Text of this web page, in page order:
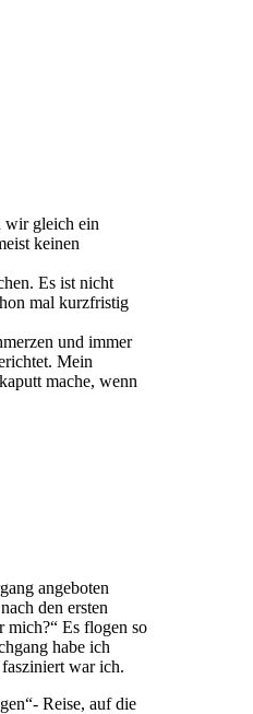
wir gleich ein
keinen
Es ist nicht
mal kurzfristig
und immer
Mein
mache, wenn
angeboten
den ersten
mich?“ Es flogen so
habe ich
war ich.
Reise, auf die